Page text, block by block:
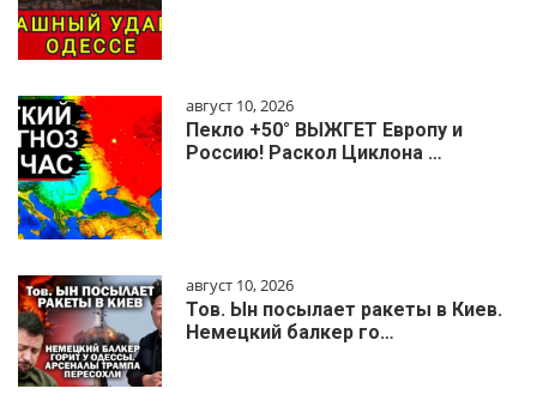
август 10, 2026
Пекло +50° ВЫЖГЕТ Европу и
Россию! Раскол Циклона …
август 10, 2026
Тов. Ын посылает ракеты в Киев.
Немецкий балкер го…